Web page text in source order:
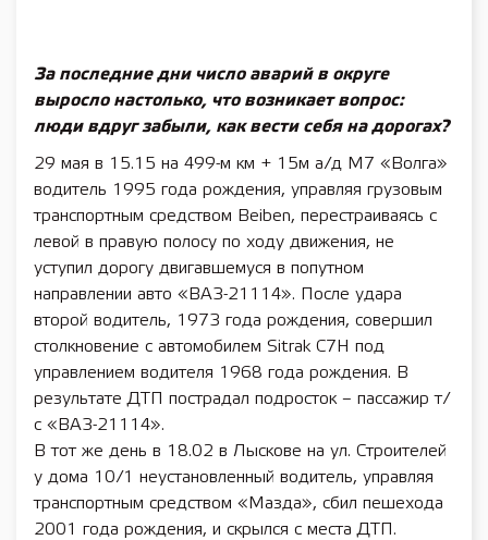
За последние дни число аварий в округе
выросло настолько, что возникает вопрос:
люди вдруг забыли, как вести себя на дорогах?
29 мая в 15.15 на 499-м км + 15м а/д М7 «Волга»
водитель 1995 года рождения, управляя грузовым
транспортным средством Beiben, перестраиваясь с
левой в правую полосу по ходу движения, не
уступил дорогу двигавшемуся в попутном
направлении авто «ВАЗ-21114». После удара
второй водитель, 1973 года рождения, совершил
столкновение с автомобилем Sitrak C7H под
управлением водителя 1968 года рождения. В
результате ДТП пострадал подросток – пассажир т/
с «ВАЗ-21114».
В тот же день в 18.02 в Лыскове на ул. Строителей
у дома 10/1 неустановленный водитель, управляя
транспортным средством «Мазда», сбил пешехода
2001 года рождения, и скрылся с места ДТП.